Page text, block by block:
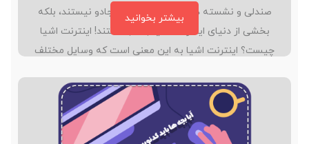
صندلی و نشسته در بیاید. این اتفاق‌ها جادو نیستند، بلکه
بخشی از دنیای اینترنت اشیا (IOT) هستند! اینترنت اشیا
چیست؟ اینترنت اشیا به این معنی است که وسایل مختلف
به اشتراک بگذارند. این وسایل می‌توانند از یخچال‌های…
بیشتر بخوانید